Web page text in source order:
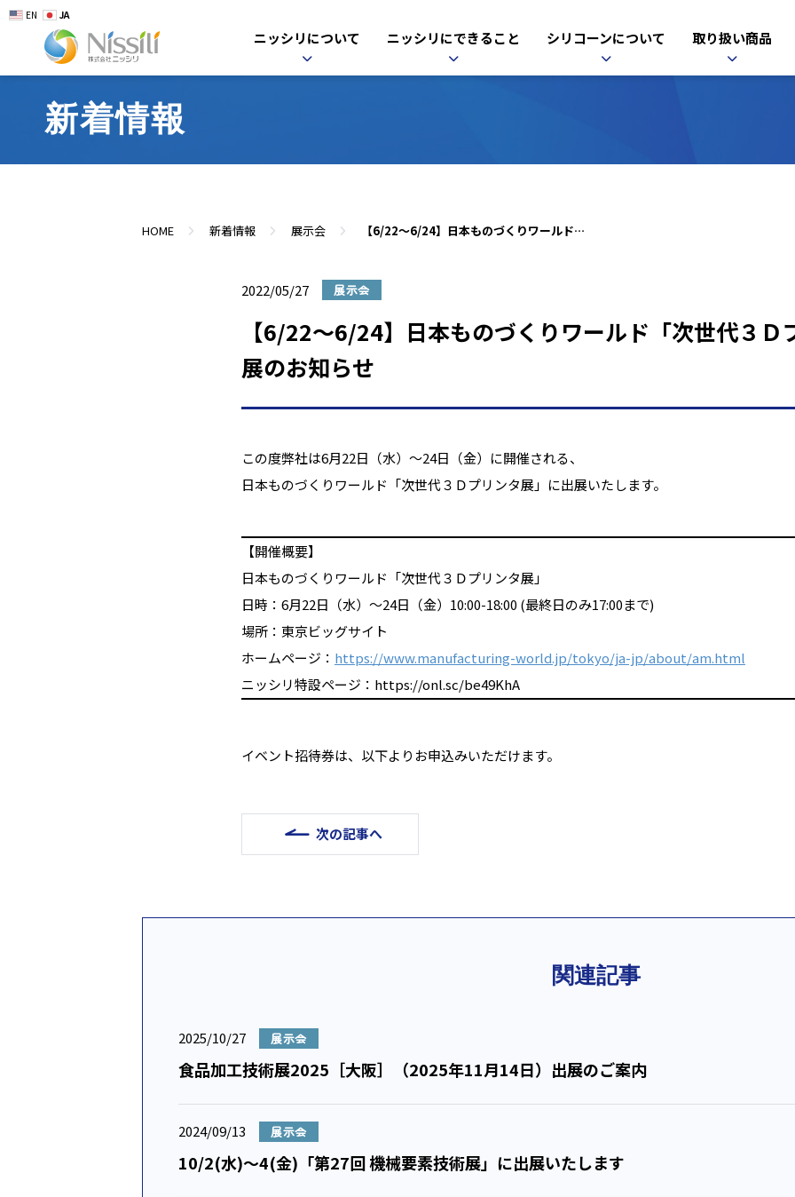
ニッシリについて ニッシリにできること シリコーンについて 取り扱い商品
新着情報
HOME 新着情報 展示会 【6/22～6/24】日本ものづくりワールド「次世代３Ｄプリンタ展」出展のお知らせ
2022/05/27 展示会
【6/22～6/24】日本ものづくりワールド「次世代３Ｄ
展のお知らせ
この度弊社は6月22日（水）～24日（金）に開催される、
日本ものづくりワールド「次世代３Ｄプリンタ展」に出展いたします。
【開催概要】
日本ものづくりワールド「次世代３Ｄプリンタ展」
日時：6月22日（水）～24日（金）10:00-18:00 (最終日のみ17:00まで)
場所：東京ビッグサイト
ホームページ： https://www.manufacturing-world.jp/tokyo/ja-jp/about/am.html
ニッシリ特設ページ：https://onl.sc/be49KhA
イベント招待券は、以下よりお申込みいただけます。
次の記事へ
関連記事
2025/10/27 展示会
食品加工技術展2025［大阪］（2025年11月14日）出展のご案内
2024/09/13 展示会
10/2(水)～4(金)「第27回 機械要素技術展」に出展いたします
EN JA